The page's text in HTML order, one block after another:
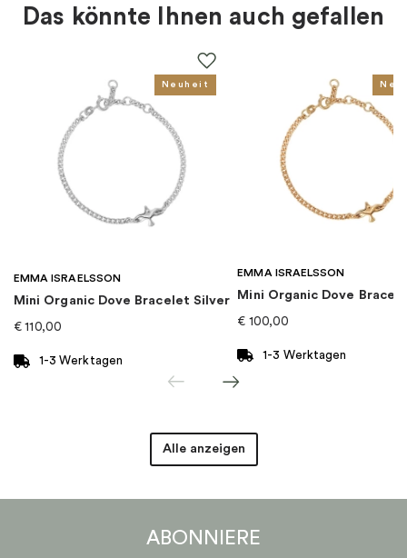
Diamant
Goldkarat
Für wen
Kollektion: Dew Drops
Kategorie Ohrringe
Efva Attling
Das könnte Ihnen auch gefallen
Neuheit
EMMA ISRAELSSON
Mini Organic Dove Bracelet Silver
€ 110,00
1-3 Werktagen
EMMA ISRAELSSON
Mini Organic Dove
€ 100,00
1-3 Werktagen
Alle anzeigen
ABONNIERE